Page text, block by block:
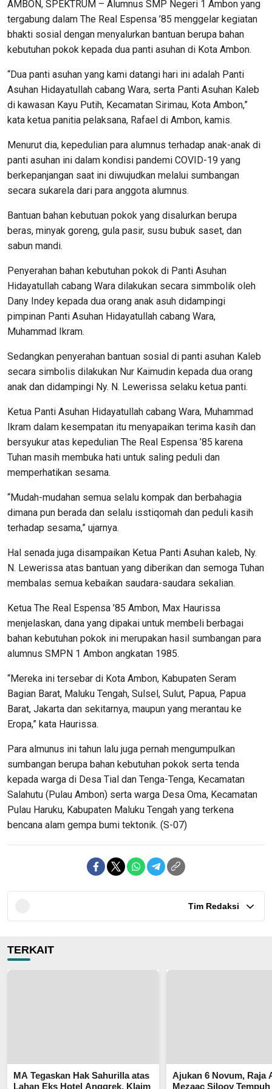
AMBON, SPEKTRUM – Alumnus SMP Negeri 1 Ambon yang
tergabung dalam The Real Espensa ’85 menggelar kegiatan
bhakti sosial dengan menyalurkan bantuan berupa bahan
kebutuhan pokok kepada dua panti asuhan di Kota Ambon.
“Dua panti asuhan yang kami datangi hari ini adalah Panti
Asuhan Hidayatullah cabang Wara, serta Panti Asuhan Kaleb
di kawasan Kayu Putih, Kecamatan Sirimau, Kota Ambon,”
kata ketua panitia pelaksana, Rafael di Ambon, kamis.
Menurut dia, kepedulian para alumnus terhadap anak-anak di
panti asuhan ini dalam kondisi pandemi COVID-19 yang
berkepanjangan saat ini diwujudkan melalui sumbangan
secara sukarela dari para anggota alumnus.
Bantuan bahan kebutuan pokok yang disalurkan berupa
beras, minyak goreng, gula pasir, susu bubuk saset, dan
sabun mandi.
Penyerahan bahan kebutuhan pokok di Panti Asuhan
Hidayatullah cabang Wara dilakukan secara simmbolik oleh
Dany Indey kepada dua orang anak asuh didampingi
pimpinan Panti Asuhan Hidayatullah cabang Wara,
Muhammad Ikram.
Sedangkan penyerahan bantuan sosial di panti asuhan Kaleb
secara simbolis dilakukan Nur Kaimudin kepada dua orang
anak dan didampingi Ny. N. Lewerissa selaku ketua panti.
Ketua Panti Asuhan Hidayatullah cabang Wara, Muhammad
Ikram dalam kesempatan itu menyapaikan terima kasih dan
bersyukur atas kepedulian The Real Espensa ’85 karena
Tuhan masih membuka hati untuk saling peduli dan
memperhatikan sesama.
“Mudah-mudahan semua selalu kompak dan berbahagia
dimana pun berada dan selalu isstiqomah dan peduli kasih
terhadap sesama,” ujarnya.
Hal senada juga disampaikan Ketua Panti Asuhan kaleb, Ny.
N. Lewerissa atas bantuan yang diberikan dan semoga Tuhan
membalas semua kebaikan saudara-saudara sekalian.
Ketua The Real Espensa ’85 Ambon, Max Haurissa
menjelaskan, dana yang dipakai untuk membeli berbagai
bahan kebutuhan pokok ini merupakan hasil sumbangan para
alumnus SMPN 1 Ambon angkatan 1985.
“Mereka ini tersebar di Kota Ambon, Kabupaten Seram
Bagian Barat, Maluku Tengah, Sulsel, Sulut, Papua, Papua
Barat, Jakarta dan sekitarnya, maupun yang merantau ke
Eropa,” kata Haurissa.
Para almunus ini tahun lalu juga pernah mengumpulkan
sumbangan berupa bahan kebutuhan pokok serta tenda
kepada warga di Desa Tial dan Tenga-Tenga, Kecamatan
Salahutu (Pulau Ambon) serta warga Desa Oma, Kecamatan
Pulau Haruku, Kabupaten Maluku Tengah yang terkena
bencana alam gempa bumi tektonik. (S-07)
Tim Redaksi
TERKAIT
MA Tegaskan Hak Sahurilla atas
Lahan Eks Hotel Anggrek, Klaim
Ajukan 6 Novum, Raja
Mezaac Silooy